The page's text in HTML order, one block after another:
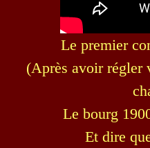
Le premier
(Après avoir régler
Le bourg
Et dire